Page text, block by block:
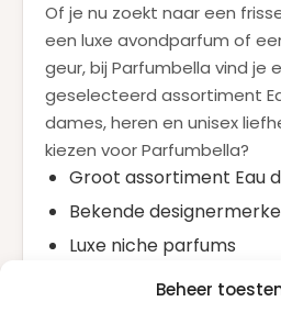
Beheer
Of je nu zoekt naar een
een luxe avondparfum of
geur, bij Parfumbella vind je
geselecteerd assortiment
dames, heren en unisex
kiezen voor Parfumbella?
Groot assortiment Eau
Bekende
Luxe niche parfums
Authentieke producten